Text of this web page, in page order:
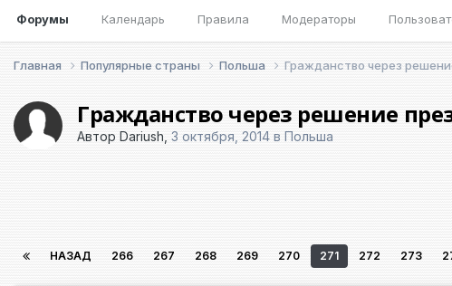
Форумы Календарь Правила Модераторы
Главная Популярные страны Польша Гражданство через
Гражданство через решение
Автор Dariush 3 октября, 2014 в Польша
НАЗАД 266 267 268 269 270 271 272 273